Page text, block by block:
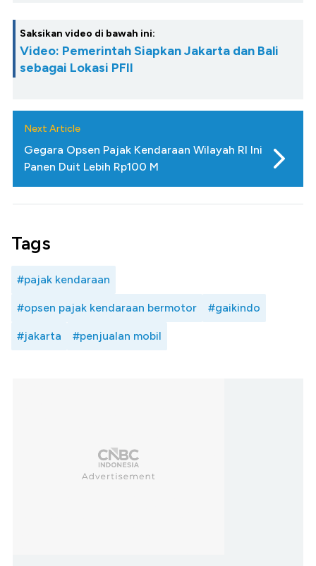
Saksikan video di bawah ini:
Video: Pemerintah Siapkan Jakarta dan Bali
sebagai Lokasi PFII
Next Article
Gegara Opsen Pajak Kendaraan Wilayah RI Ini
Panen Duit Lebih Rp100 M
Tags
#pajak kendaraan
#opsen pajak kendaraan bermotor #gaikindo
#jakarta #penjualan mobil